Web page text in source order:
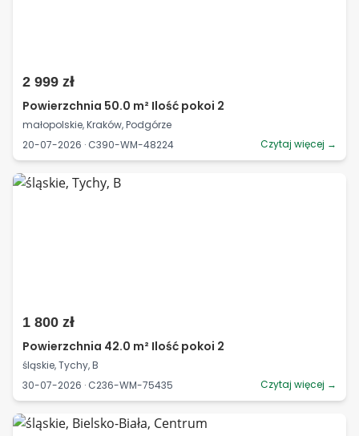
2 999 zł
Powierzchnia 50.0 m² Ilość pokoi 2
małopolskie, Kraków, Podgórze
20-07-2026 · C390-WM-48224
Czytaj więcej →
1 800 zł
Powierzchnia 42.0 m² Ilość pokoi 2
śląskie, Tychy, B
30-07-2026 · C236-WM-75435
Czytaj więcej →